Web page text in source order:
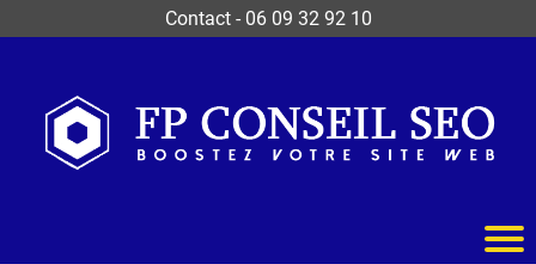
Contact- 06 09 32 92 10